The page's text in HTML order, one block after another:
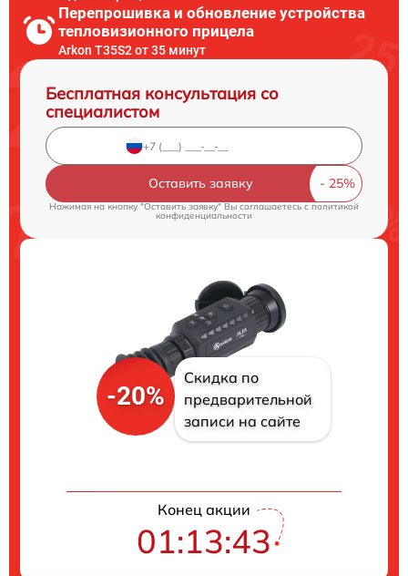
Перепрошивка и обновление устройства
тепловизионного прицела
Arkon T35S2 от 35 минут
Бесплатная консультация со
специалистом
Оставить заявку
Нажимая на кнопку "Оставить заявку" Вы соглашаетесь c политикой
конфиденциальности
-20%
Скидка по
предварительной
записи на сайте
Конец акции
01:13:42